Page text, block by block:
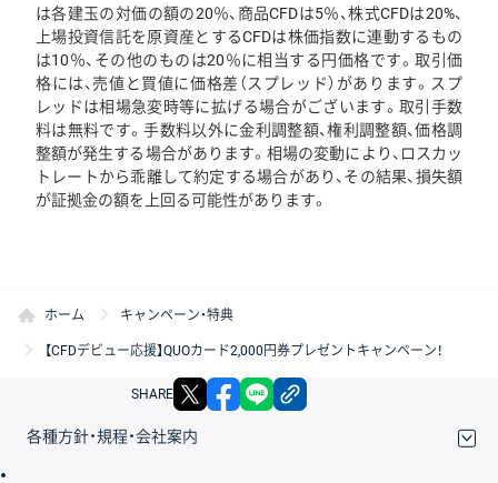
は各建玉の対価の額の20％、商品CFDは5％、株式CFDは20%、
上場投資信託を原資産とするCFDは株価指数に連動するもの
は10％、その他のものは20％に相当する円価格です。取引価
格には、売値と買値に価格差（スプレッド）があります。スプ
レッドは相場急変時等に拡げる場合がございます。取引手数
料は無料です。手数料以外に金利調整額、権利調整額、価格調
整額が発生する場合があります。相場の変動により、ロスカッ
トレートから乖離して約定する場合があり、その結果、損失額
が証拠金の額を上回る可能性があります。
ホーム キャンペーン・特典
【CFDデビュー応援】QUOカード2,000円券プレゼントキャンペーン！
SHARE X facebook
各種方針・規程・会社案内